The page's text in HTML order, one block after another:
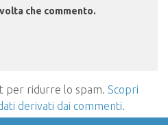
che commento.
per ridurre lo spam. Scopri
derivati dai commenti